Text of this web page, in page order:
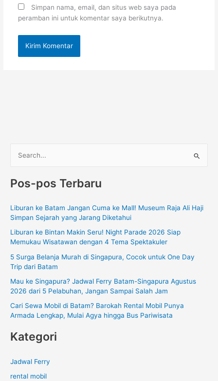
Simpan nama, email, dan situs web saya pada
peramban ini untuk komentar saya berikutnya.
r
u
n
t
Pos-pos Terbaru
Liburan ke Batam Jangan Cuma ke Mall! Museum Raja Ali Haji
Simpan Sejarah yang Jarang Diketahui
Liburan ke Bintan Makin Seru! Night Parade 2026 Siap
Memukau Wisatawan dengan 4 Tema Spektakuler
5 Surga Belanja Murah di Singapura, Cocok untuk One Day
Trip dari Batam
Mau ke Singapura? Jadwal Ferry Batam-Singapura Agustus
2026 dari 5 Pelabuhan, Jangan Sampai Salah Jam
Cari Sewa Mobil di Batam? Barokah Rental Mobil Punya
Armada Lengkap, Mulai Agya hingga Bus Pariwisata
Kategori
Jadwal Ferry
rental mobil